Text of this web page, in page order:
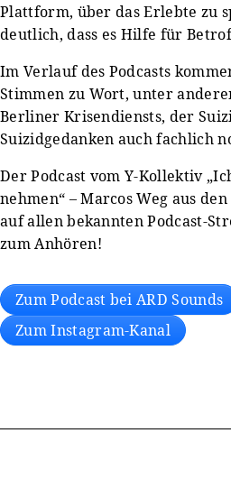
Plattform, über das Erlebte zu
deutlich, dass es Hilfe für
Im Verlauf des Podcasts
Stimmen zu Wort, unter
Berliner Krisendiensts, der
Suizidgedanken auch fachlich
Der Podcast vom Y-Kollektiv
nehmen“ – Marcos Weg aus
auf allen bekannten Podcast-
zum Anhören!
Zum Podcast bei ARD Sounds
Zum Instagram-Kanal